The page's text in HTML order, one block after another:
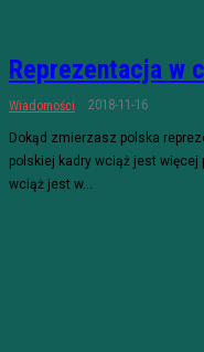
Reprezentacja w
Wiadomości 2018-11-16
Dokąd zmierzasz polska
polskiej kadry wciąż jest więcej
wciąż jest w...